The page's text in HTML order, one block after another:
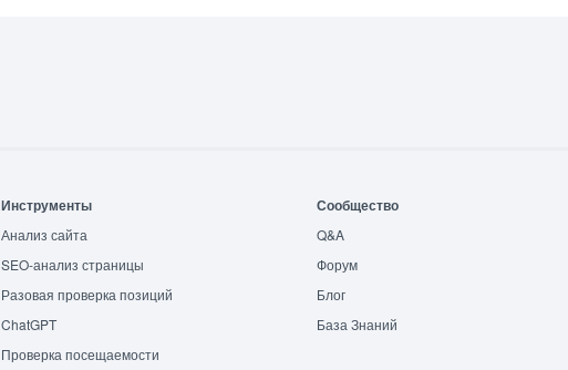
Инструменты
Анализ сайта
SEO-анализ страницы
Разовая проверка позиций
ChatGPT
Проверка посещаемости
Сообщество
Q&A
Форум
Блог
База Знаний